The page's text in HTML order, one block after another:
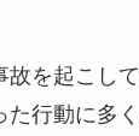
故を起こし
た行動に多